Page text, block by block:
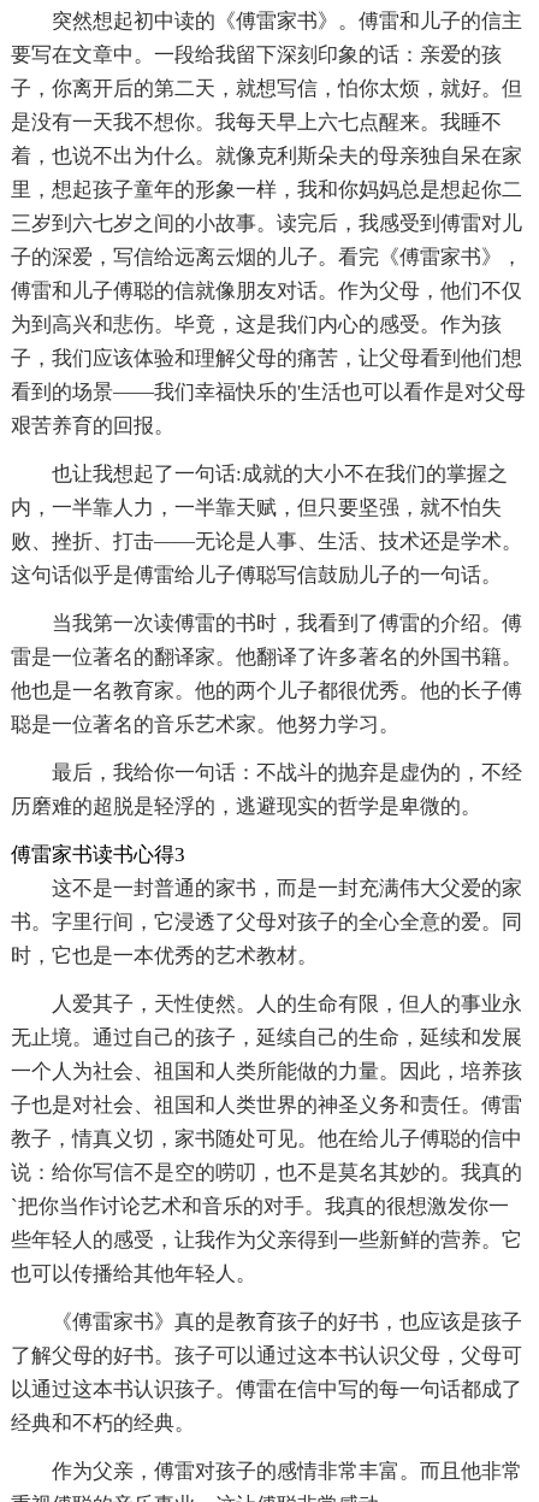
突然想起初中读的《傅雷家书》。傅雷和儿子的信主
要写在文章中。一段给我留下深刻印象的话：亲爱的孩
子，你离开后的第二天，就想写信，怕你太烦，就好。但
是没有一天我不想你。我每天早上六七点醒来。我睡不
着，也说不出为什么。就像克利斯朵夫的母亲独自呆在家
里，想起孩子童年的形象一样，我和你妈妈总是想起你二
三岁到六七岁之间的小故事。读完后，我感受到傅雷对儿
子的深爱，写信给远离云烟的儿子。看完《傅雷家书》，
傅雷和儿子傅聪的信就像朋友对话。作为父母，他们不仅
为到高兴和悲伤。毕竟，这是我们内心的感受。作为孩
子，我们应该体验和理解父母的痛苦，让父母看到他们想
看到的场景——我们幸福快乐的'生活也可以看作是对父母
艰苦养育的回报。
也让我想起了一句话:成就的大小不在我们的掌握之
内，一半靠人力，一半靠天赋，但只要坚强，就不怕失
败、挫折、打击——无论是人事、生活、技术还是学术。
这句话似乎是傅雷给儿子傅聪写信鼓励儿子的一句话。
当我第一次读傅雷的书时，我看到了傅雷的介绍。傅
雷是一位著名的翻译家。他翻译了许多著名的外国书籍。
他也是一名教育家。他的两个儿子都很优秀。他的长子傅
聪是一位著名的音乐艺术家。他努力学习。
最后，我给你一句话：不战斗的抛弃是虚伪的，不经
历磨难的超脱是轻浮的，逃避现实的哲学是卑微的。
傅雷家书读书心得3
这不是一封普通的家书，而是一封充满伟大父爱的家
书。字里行间，它浸透了父母对孩子的全心全意的爱。同
时，它也是一本优秀的艺术教材。
人爱其子，天性使然。人的生命有限，但人的事业永
无止境。通过自己的孩子，延续自己的生命，延续和发展
一个人为社会、祖国和人类所能做的力量。因此，培养孩
子也是对社会、祖国和人类世界的神圣义务和责任。傅雷
教子，情真义切，家书随处可见。他在给儿子傅聪的信中
说：给你写信不是空的唠叨，也不是莫名其妙的。我真的
`把你当作讨论艺术和音乐的对手。我真的很想激发你一
些年轻人的感受，让我作为父亲得到一些新鲜的营养。它
也可以传播给其他年轻人。
《傅雷家书》真的是教育孩子的好书，也应该是孩子
了解父母的好书。孩子可以通过这本书认识父母，父母可
以通过这本书认识孩子。傅雷在信中写的每一句话都成了
经典和不朽的经典。
作为父亲，傅雷对孩子的感情非常丰富。而且他非常